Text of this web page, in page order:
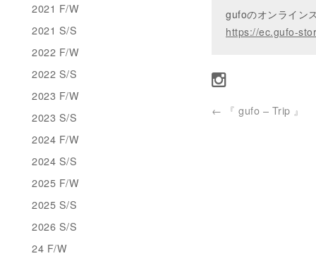
gufoのオンライン
https://ec.gufo-
← 『 gufo – Trip 』
2021 F/W
2021 S/S
2022 F/W
2022 S/S
2023 F/W
2023 S/S
2024 F/W
2024 S/S
2025 F/W
2025 S/S
2026 S/S
24 F/W